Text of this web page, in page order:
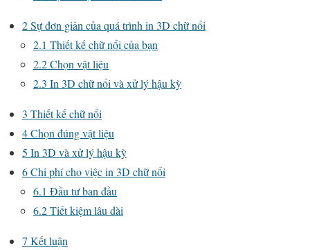
2Sự đơn giản của quá trình in 3D chữ nổi
2.1 Thiết kế chữ nổi của bạn
2.2Chọn vật liệu
2.3 In 3D chữ nổi và xử lý hậu kỳ
3 Thiết kế chữ nổi
4Chọn đúng vật liệu
5 In 3D và xử lý hậu kỳ
6Chi phí cho việc in 3D chữ nổi
6.1 Đầu tư ban đầu
6.2Tiết kiệm lâu dài
7 Kết luận